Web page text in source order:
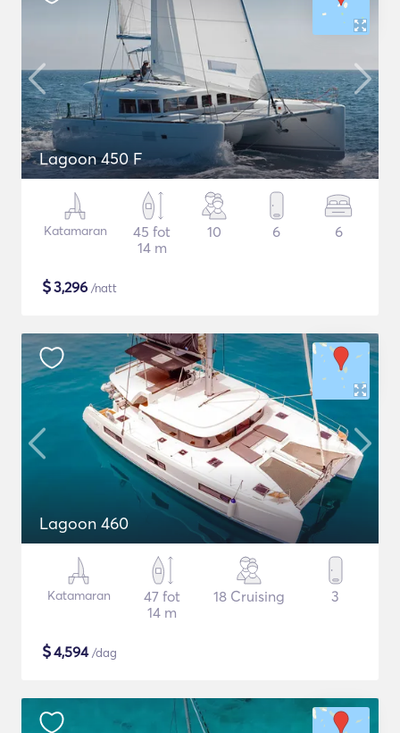
Lagoon 450 F
Katamaran
45 fot
14 m
10 6 6
$3,296 /natt
Lagoon 460
Katamaran
47 fot
14 m
18 Cruising 3
$4,594/dag